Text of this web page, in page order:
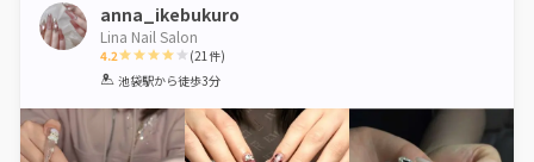
anna_ikebukuro
Lina Nail Salon
4.2
1 2 3 4 5
(21件)
池袋駅から徒歩3分